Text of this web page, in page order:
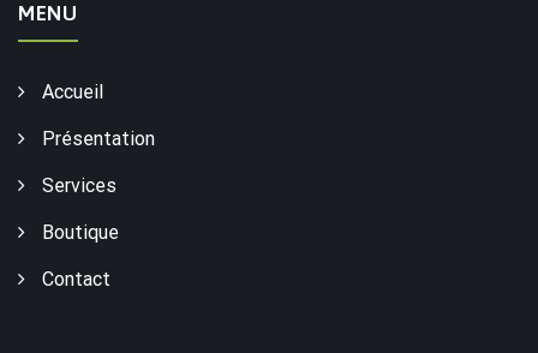
MENU
Accueil
Présentation
Services
Boutique
Contact